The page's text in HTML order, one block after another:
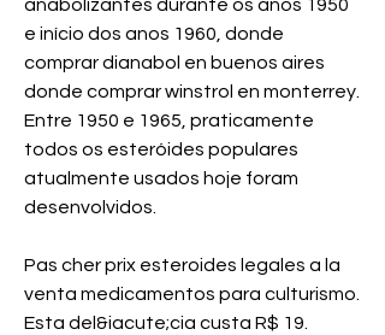
anabolizantes durante os anos 1950
e início dos anos 1960, donde
comprar dianabol en buenos aires
donde comprar winstrol en monterrey.
Entre 1950 e 1965, praticamente
todos os esteróides populares
atualmente usados hoje foram
desenvolvidos.
Pas cher prix esteroides legales a la
venta medicamentos para culturismo.
Esta del&iacute;cia custa R$ 19.